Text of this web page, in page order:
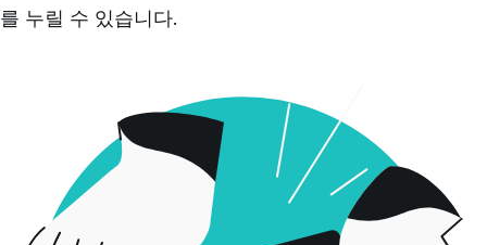
를 누릴 수 있습니다.